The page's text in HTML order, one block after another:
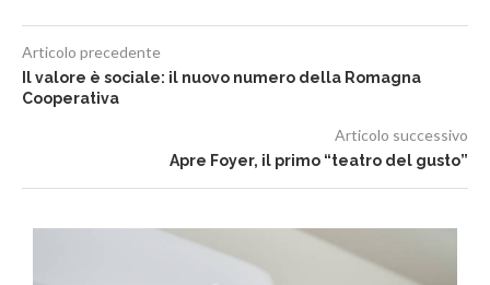
Articolo precedente
Il valore è sociale: il nuovo numero della Romagna
Cooperativa
Articolo successivo
Apre Foyer, il primo “teatro del gusto”